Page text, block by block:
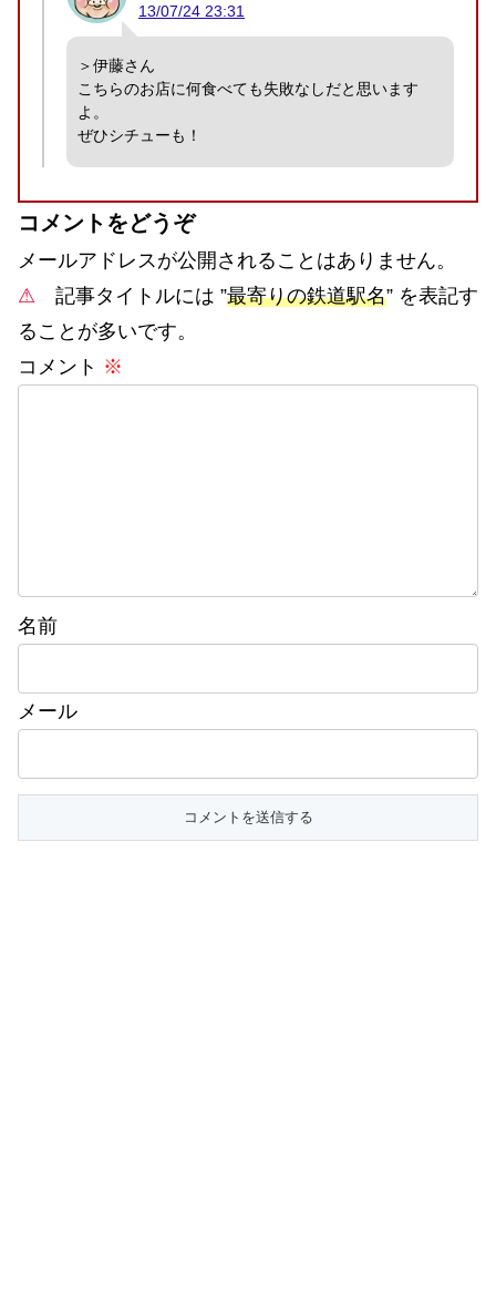
13/07/24 23:31
＞伊藤さん
こちらのお店に何食べても失敗なしだと思います
よ。
ぜひシチューも！
コメントをどうぞ
メールアドレスが公開されることはありません。
⚠ 記事タイトルには ”最寄りの鉄道駅名” を表記す
ることが多いです。
コメント ※
名前
メール